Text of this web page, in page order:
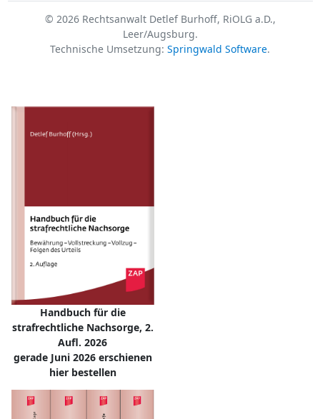
© 2026 Rechtsanwalt Detlef Burhoff, RiOLG a.D.,
Leer/Augsburg.
Technische Umsetzung: Springwald Software.
Handbuch für die
strafrechtliche Nachsorge, 2.
Aufl. 2026
gerade Juni 2026 erschienen
hier bestellen